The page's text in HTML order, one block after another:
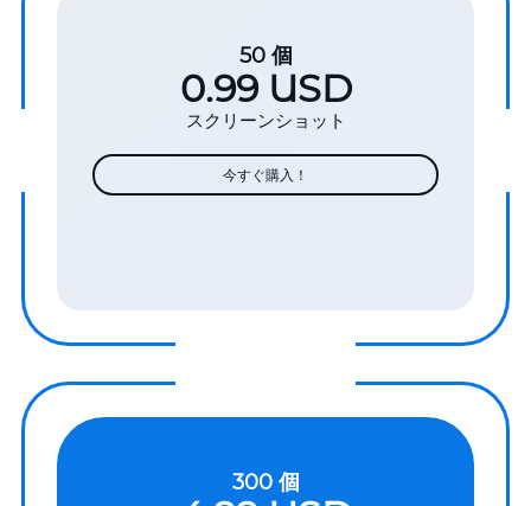
50 個
0.99 USD
スクリーンショット
今すぐ購入！
300 個